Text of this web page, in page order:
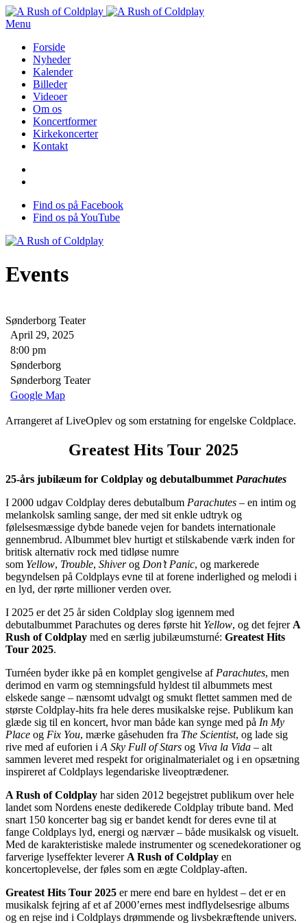
Menu
Forside
Nyheder
Kalender
Billeder
Videoer
Om os
Koncertformer
Kirkekoncerter
Kontakt
Find os på Facebook
Find os på YouTube
Events
Sønderborg Teater
April 29, 2025
8:00 pm
Sønderborg
Sønderborg Teater
Google Map
Arrangeret af LiveOplev og som erstatning for engelske Coldplace.
Greatest Hits Tour 2025
25-års jubilæum for Coldplay og debutalbummet Parachutes
I 2000 udgav Coldplay deres debutalbum Parachutes – en intim og
melankolsk samling sange, der med sit enkle udtryk og
følelsesmæssige dybde banede vejen for bandets internationale
gennembrud. Albummet blev hurtigt et stilskabende værk inden for
britisk alternativ rock med tidløse numre
som Yellow, Trouble, Shiverog Don’t Panic, og markerede
begyndelsen på Coldplays evne til at forene inderlighed og melodi i
en lyd, der rørte millioner verden over.
I 2025 er det 25 år siden Coldplay slog igennem med
debutalbummet Parachutes og deres første hit Yellow, og det fejrer A
Rush of Coldplay med en særlig jubilæumsturné: Greatest Hits
Tour 2025.
Turnéen byder ikke på en komplet gengivelse af Parachutes, men
derimod en varm og stemningsfuld hyldest til albummets mest
elskede sange – nænsomt udvalgt og smukt flettet sammen med de
største Coldplay-hits fra hele deres musikalske rejse. Publikum kan
glæde sig til en koncert, hvor man både kan synge med på In My
Place og Fix You, mærke gåsehuden fra The Scientist, og lade sig
rive med af euforien i A Sky Full of Stars og Viva la Vida – alt
sammen leveret med respekt for originalmaterialet og i en opsætning
inspireret af Coldplays legendariske liveoptrædener.
A Rush of Coldplay har siden 2012 begejstret publikum over hele
landet som Nordens eneste dedikerede Coldplay tribute band. Med
snart 150 koncerter bag sig er bandet kendt for deres evne til at
fange Coldplays lyd, energi og nærvær – både musikalsk og visuelt.
Med de karakteristiske malede instrumenter og scenedekorationer og
farverige lyseffekter leverer A Rush of Coldplay en
koncertoplevelse, der føles som en ægte Coldplay-aften.
Greatest Hits Tour 2025 er mere end bare en hyldest – det er en
musikalsk fejring af et af 2000’ernes mest indflydelsesrige albums
og en rejse ind i Coldplays drømmende og livsbekræftende univers.